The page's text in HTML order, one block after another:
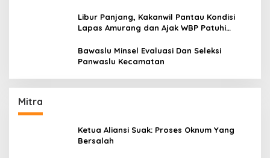
Libur Panjang, Kakanwil Pantau Kondisi
Lapas Amurang dan Ajak WBP Patuhi
Bawaslu Minsel Evaluasi Dan Seleksi
Panwaslu Kecamatan
Mitra
Ketua Aliansi Suak: Proses Oknum Yang
Bersalah